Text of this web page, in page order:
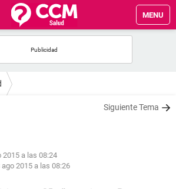
MENU
Siguiente Tema
2015 a las 08:24
ago 2015 a las 08:26